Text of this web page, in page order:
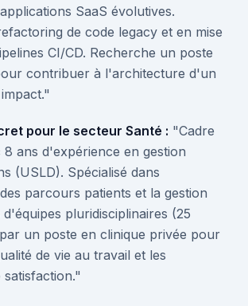
SaaS évolutives.
de code legacy et en mise
CI/CD. Recherche un poste
contribuer à l'architecture d'un
pour le secteur Santé : "Cadre
8 ans d'expérience en gestion
(USLD). Spécialisé dans
parcours patients et la gestion
pluridisciplinaires (25
un poste en clinique privée pour
de vie au travail et les